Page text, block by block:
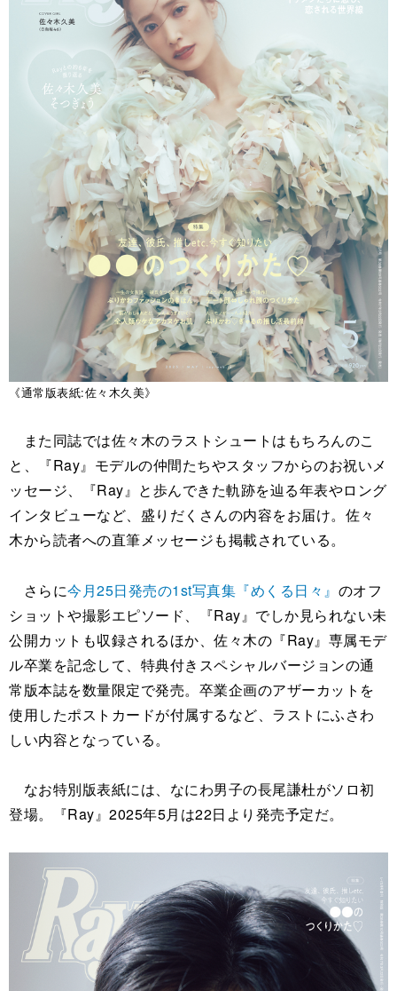
《通常版表紙:佐々木久美》
また同誌では佐々木のラストシュートはもちろんのこ
と、『Ray』モデルの仲間たちやスタッフからのお祝いメ
ッセージ、『Ray』と歩んできた軌跡を辿る年表やロング
インタビューなど、盛りだくさんの内容をお届け。佐々
木から読者への直筆メッセージも掲載されている。
さらに今月25日発売の1st写真集『めくる日々』 のオフ
ショットや撮影エピソード、『Ray』でしか見られない未
公開カットも収録されるほか、佐々木の『Ray』専属モデ
ル卒業を記念して、特典付きスペシャルバージョンの通
常版本誌を数量限定で発売。卒業企画のアザーカットを
使用したポストカードが付属するなど、ラストにふさわ
しい内容となっている。
なお特別版表紙には、なにわ男子の長尾謙杜がソロ初
登場。『Ray』2025年5月は22日より発売予定だ。